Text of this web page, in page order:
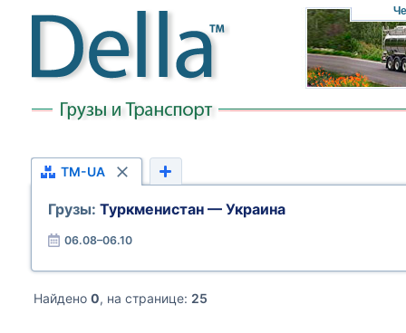
TM-UA
Грузы: Туркменистан — Украина
06.08–06.10
Найдено 0, на странице: 25